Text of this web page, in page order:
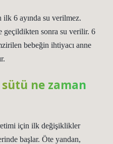
6 ayında su verilmez.
geçildikten sonra su verilir. 6
bebeğin ihtiyacı anne
ne zaman
için ilk değişiklikler
başlar. Öte yandan,